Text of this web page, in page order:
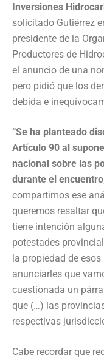
Inversiones
solicitado Gutiérrez
presidente de la
Productores de
el anuncio de una
pero pidió que los
debida e
“Se ha planteado
Artículo 90 al
nacional sobre las
durante el
compartimos ese
queremos resaltar
tiene intención
potestades
la propiedad de
anunciarles que
cuestionada un
que (…) las
respectivas
Cabe recordar que